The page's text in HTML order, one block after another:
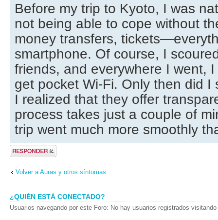
Before my trip to Kyoto, I was
not being able to cope without
money transfers,
smartphone. Of course, I
friends, and everywhere I went,
get pocket Wi-Fi. Only then did
I realized that they offer
process takes just a couple of
trip went much more smoothly
Publicar una
respuesta
Volver a Auras y otros síntomas
¿QUIÉN ESTÁ CONECTADO?
Usuarios navegando por este Foro: No hay usuarios registrados